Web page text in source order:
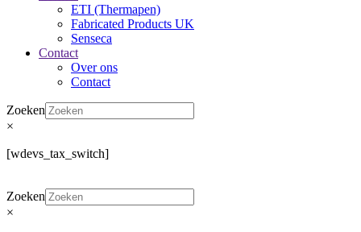
ETI (Thermapen)
Fabricated Products UK
Senseca
Contact
Over ons
Contact
Zoeken
×
[wdevs_tax_switch]
Zoeken
×